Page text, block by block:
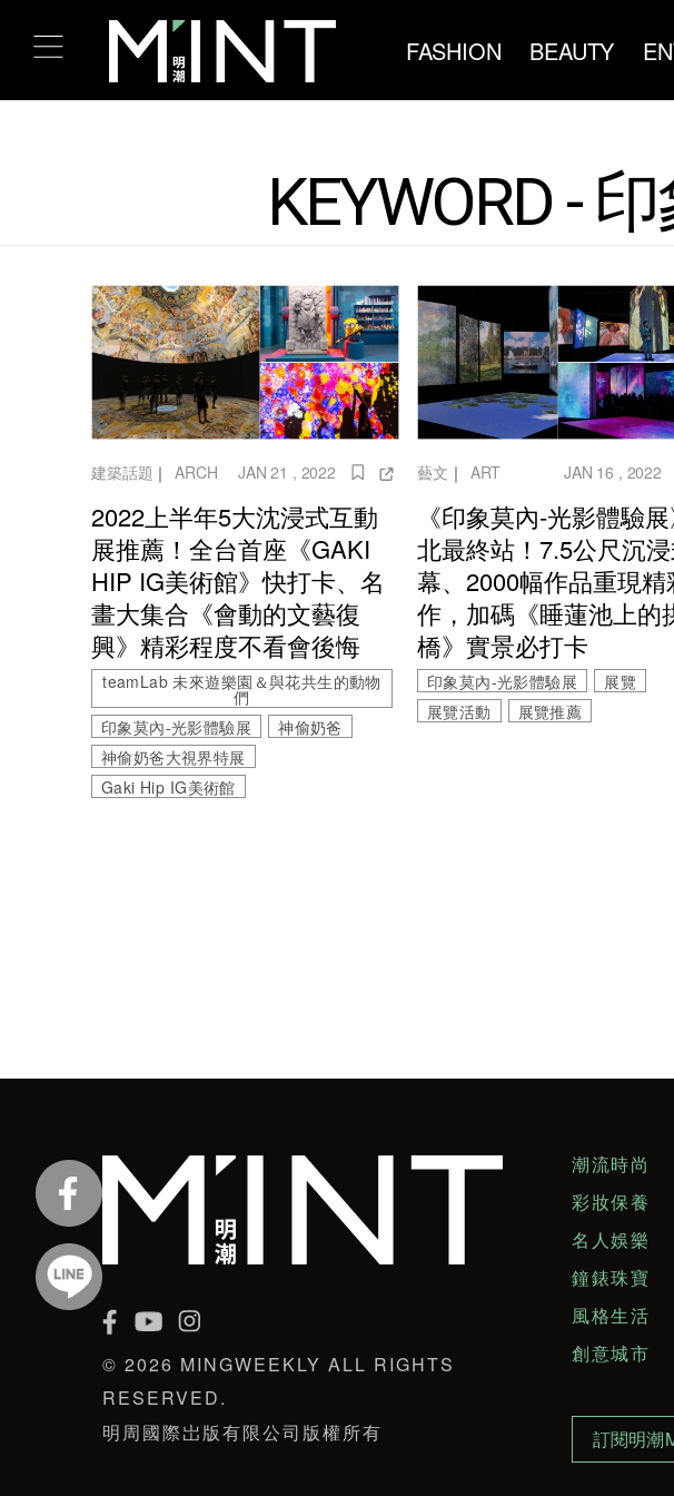
FASHION BEAUTY
KEYWORD -
建築話題 ｜ARCH JAN 21 , 2022
2022上半年5大沈浸式互動
展推薦！全台首座《GAKI
HIP IG美術館》快打卡、名
畫大集合《會動的文藝復
興》精彩程度不看會後悔
teamLab 未來遊樂園＆與花共生的動物
們
印象莫內-光影體驗展
神偷奶爸
神偷奶爸大視界特展
Gaki Hip IG美術館
藝文 ｜ ART JAN 16 , 2022
《印象莫內-光影體驗
北最終站！7.5公尺沉
幕、2000幅作品重現精
作，加碼《睡蓮池上的
橋》實景必打卡
印象莫內-光影體驗展
展覽
展覽活動
展覽推薦
© 2026 MINGWEEKLY ALL RIGHTS
RESERVED.
明周國際岀版有限公司版權所有
潮流時尚
彩妝保養
名人娛樂
鐘錶珠寶
風格生活
創意城市
訂閱明潮